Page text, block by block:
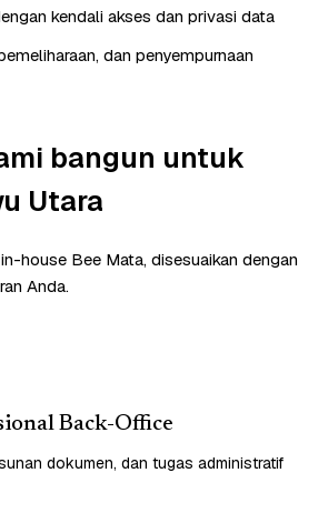
kendali akses dan privasi data
dan penyempurnaan
bangun untuk
Utara
house Bee Mata, disesuaikan dengan
Anda.
Back-Office
dokumen, dan tugas administratif